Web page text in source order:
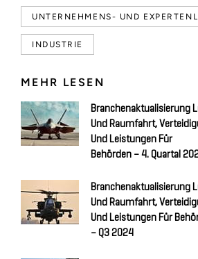
UNTERNEHMENS- UND
INDUSTRIE
MEHR LESEN
Branchenaktualisierung
Und Raumfahrt,
Und Leistungen Für
Behörden – 4. Quartal
Branchenaktualisierung
Und Raumfahrt,
Und Leistungen Für
– Q3 2024